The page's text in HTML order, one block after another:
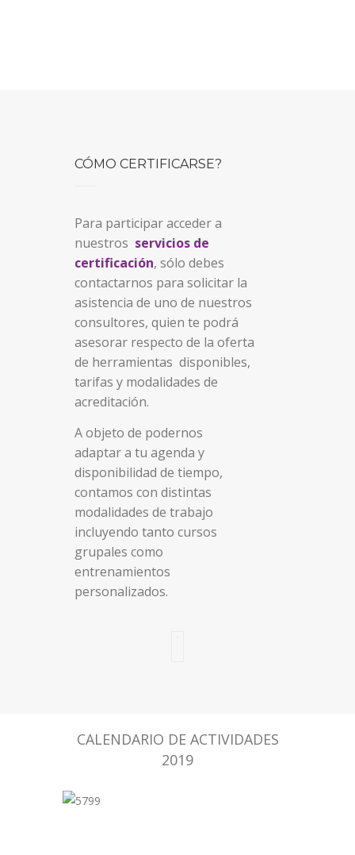
CÓMO CERTIFICARSE?
Para participar acceder a
nuestros servicios de
certificación, sólo debes
contactarnos para solicitar la
asistencia de uno de nuestros
consultores, quien te podrá
asesorar respecto de la oferta
de herramientas disponibles,
tarifas y modalidades de
acreditación.
A objeto de podernos
adaptar a tu agenda y
disponibilidad de tiempo,
contamos con distintas
modalidades de trabajo
incluyendo tanto cursos
grupales como
entrenamientos
personalizados.
CALENDARIO DE ACTIVIDADES
2019